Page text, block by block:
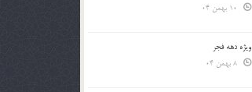
ویژه دهه فجر